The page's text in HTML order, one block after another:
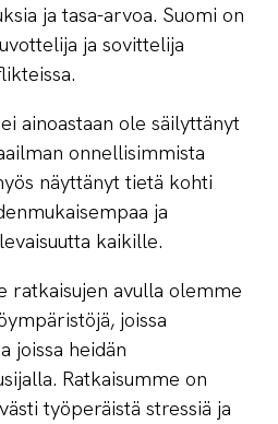
ja tasa-arvoa. Suomi on
ja sovittelija
ainoastaan ole säilyttänyt
onnellisimmista
näyttänyt tietä kohti
ja
kaikille.
ratkaisujen avulla olemme
joissa
joissa heidän
Ratkaisumme on
työperäistä stressiä ja